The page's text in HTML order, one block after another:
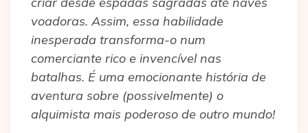
voadoras. Assim, essa habilidade
inesperada transforma-o num
comerciante rico e invencível nas
batalhas. É uma emocionante história de
aventura sobre (possivelmente) o
alquimista mais poderoso de outro mundo!